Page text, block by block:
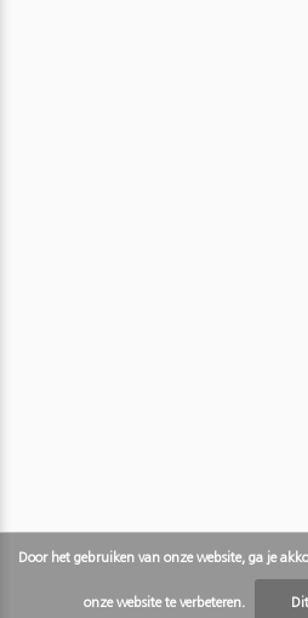
Door het gebruiken van onze website, ga je
onze website te verbeteren.